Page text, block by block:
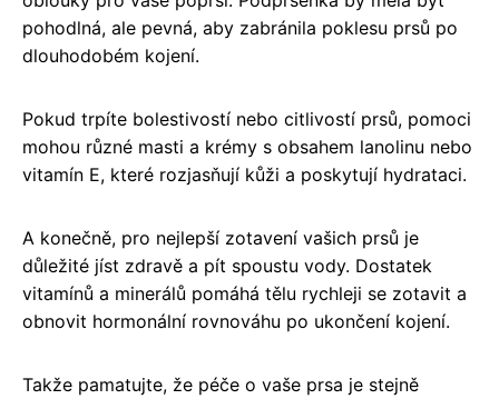
pohodlná, ale pevná, aby zabránila poklesu prsů po
dlouhodobém kojení.
Pokud trpíte bolestivostí nebo citlivostí prsů, pomoci
mohou různé masti a krémy s obsahem lanolinu nebo
vitamín E, které rozjasňují kůži a poskytují hydrataci.
A konečně, pro nejlepší zotavení vašich prsů je
důležité jíst zdravě a pít spoustu vody. Dostatek
vitamínů a minerálů pomáhá tělu rychleji se zotavit a
obnovit hormonální rovnováhu po ukončení kojení.
Takže pamatujte, že péče o vaše prsa je stejně